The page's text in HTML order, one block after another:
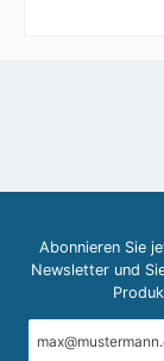
Abonnieren Sie
Newsletter und